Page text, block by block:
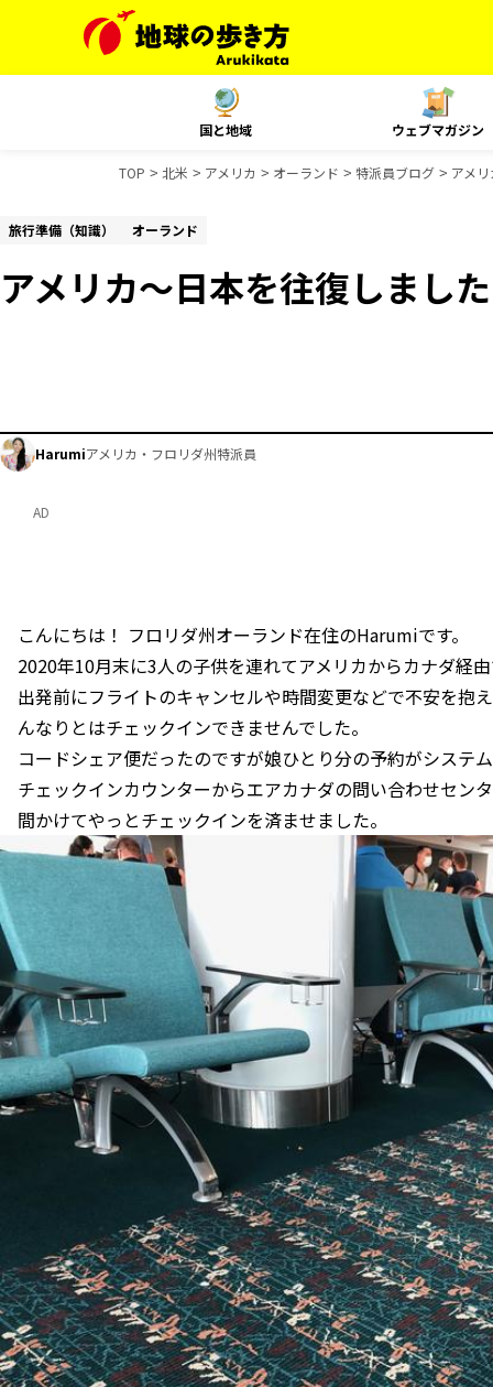
国と地域 ウェブマガジン
TOP 北米 アメリカ オーランド 特派員ブログ アメ
旅行準備（知識） オーランド
アメリカ〜日本を往復しまし
Harumiアメリカ・フロリダ州特派員
AD
こんにちは！ フロリダ州オーランド在住のHarumiです。
2020年10月末に3人の子供を連れてアメリカからカナダ経
出発前にフライトのキャンセルや時間変更などで不安を抱
んなりとはチェックインできませんでした。
コードシェア便だったのですが娘ひとり分の予約がシステ
チェックインカウンターからエアカナダの問い合わせセ
間かけてやっとチェックインを済ませました。